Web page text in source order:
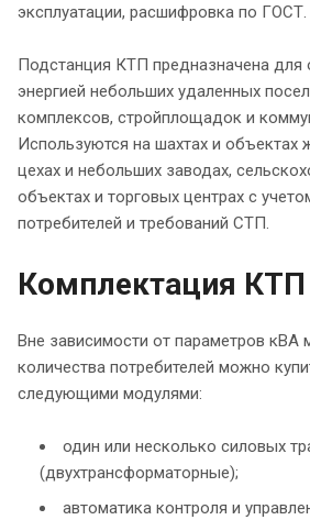
эксплуатации, расшифровка по ГОСТ.
Подстанция КТП предназначена для
энергией небольших удаленных
комплексов, стройплощадок и
Используются на шахтах и объектах
цехах и небольших заводах,
объектах и торговых центрах с
потребителей и требований СТП.
Комплектация КТП
Вне зависимости от параметров кВА
количества потребителей можно
следующими модулями:
один или несколько силовых
(двухтрансформаторные);
автоматика контроля и